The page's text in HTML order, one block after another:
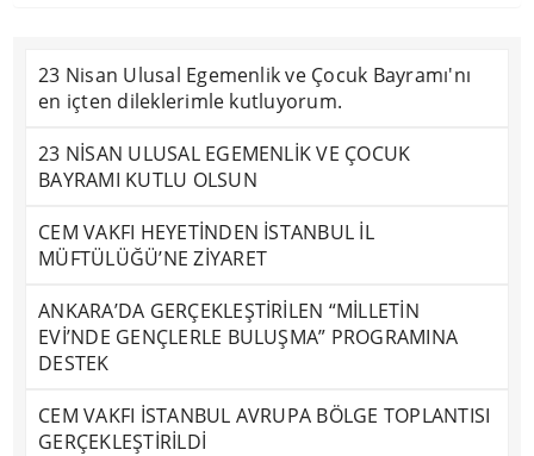
23 Nisan Ulusal Egemenlik ve Çocuk Bayramı'nı
en içten dileklerimle kutluyorum.
23 NİSAN ULUSAL EGEMENLİK VE ÇOCUK
BAYRAMI KUTLU OLSUN
CEM VAKFI HEYETİNDEN İSTANBUL İL
MÜFTÜLÜĞÜ’NE ZİYARET
ANKARA’DA GERÇEKLEŞTİRİLEN “MİLLETİN
EVİ’NDE GENÇLERLE BULUŞMA” PROGRAMINA
DESTEK
CEM VAKFI İSTANBUL AVRUPA BÖLGE TOPLANTISI
GERÇEKLEŞTİRİLDİ